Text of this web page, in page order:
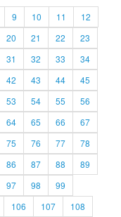
9 10 11
12
20 21 22
23
31 32 33
34
42 43 44
45
53 54 55
56
64 65 66
67
75 76 77
78
86 87 88
89
97 98
99
106 107
108